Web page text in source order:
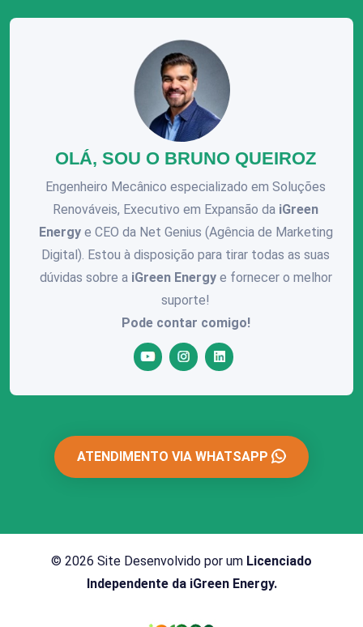
OLÁ, SOU O BRUNO QUEIROZ
Engenheiro Mecânico especializado em Soluções
Renováveis, Executivo em Expansão da iGreen
Energy e CEO da Net Genius (Agência de Marketing
Digital). Estou à disposição para tirar todas as suas
dúvidas sobre a iGreen Energye fornecer o melhor
suporte!
Pode contar comigo!
ATENDIMENTO VIA WHATSAPP
© 2026 Site Desenvolvido por um Licenciado
Independente da iGreen Energy.